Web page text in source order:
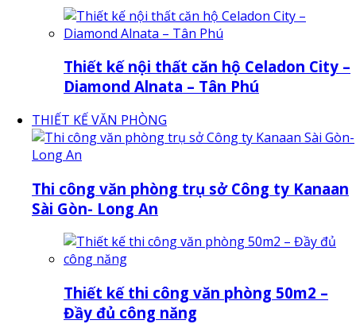
Thiết kế nội thất căn hộ Celadon City –
Diamond Alnata – Tân Phú
THIẾT KẾ VĂN PHÒNG
Thi công văn phòng trụ sở Công ty Kanaan
Sài Gòn- Long An
Thiết kế thi công văn phòng 50m2 –
Đầy đủ công năng